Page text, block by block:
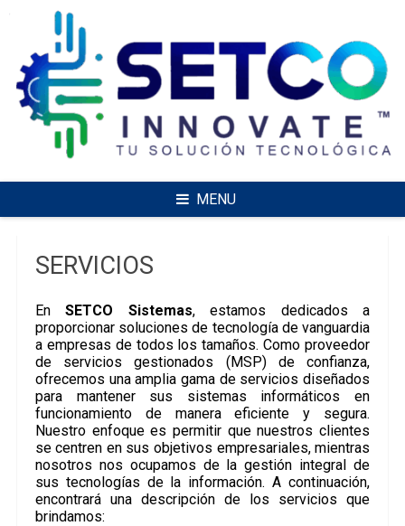
MENU
SERVICIOS
EnSETCO Sistemas, estamos dedicados a
proporcionar soluciones de tecnología de vanguardia
a empresas de todos los tamaños. Como proveedor
de servicios gestionados (MSP) de confianza,
ofrecemos una amplia gama de servicios diseñados
para mantener sus sistemas informáticos en
funcionamiento de manera eficiente y segura.
Nuestro enfoque es permitir que nuestros clientes
se centren en sus objetivos empresariales, mientras
nosotros nos ocupamos de la gestión integral de
sus tecnologías de la información. A continuación,
encontrará una descripción de los servicios que
brindamos: